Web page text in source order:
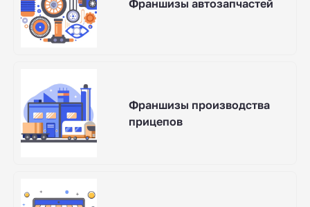
Франшизы автозапчастей
Франшизы производства
прицепов